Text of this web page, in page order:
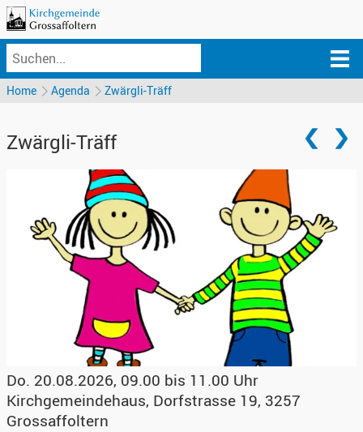
Home Agenda Zwärgli-Träff
Zwärgli-Träff
Do. 20.08.2026, 09.00 bis 11.00 Uhr
Kirchgemeindehaus, Dorfstrasse 19, 3257
Grossaffoltern